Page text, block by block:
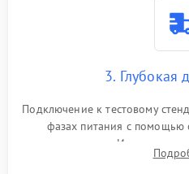
3. Глубокая
Подключение к тестовому
фазах питания с помощью
инициализации.